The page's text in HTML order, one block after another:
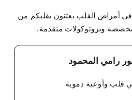
أمراض القلب يعتنون بقلبكم من
وبروتوكولات متقدمة.
رامي المحمود
قلب وأوعية دموية